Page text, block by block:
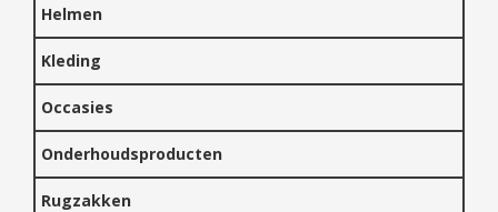
Helmen
Kleding
Occasies
Onderhoudsproducten
Rugzakken